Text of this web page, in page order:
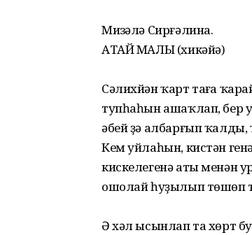
Миңзәлә Сирғәлина.
АТАЙ МАЛЫ (хикәйә)
Сәлихйән ҡарт таңға
тупһаһын ашаҡлап, бер
әбей ҙә албарғып ҡалды,
Кем уйлаһын, кистән
кискелегенә аты менән
ошолай һуҙылып төшөп
Ә хәл ысынлап та хөрт